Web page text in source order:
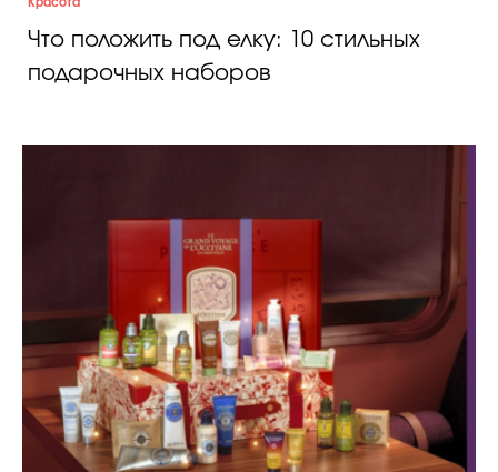
Что положить под елку: 10 стильных
подарочных наборов